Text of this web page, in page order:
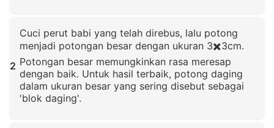
2
Cuci perut babi yang telah direbus, lalu potong
menjadi potongan besar dengan ukuran 3✖️3cm.
Potongan besar memungkinkan rasa meresap
dengan baik. Untuk hasil terbaik, potong daging
dalam ukuran besar yang sering disebut sebagai
'blok daging'.